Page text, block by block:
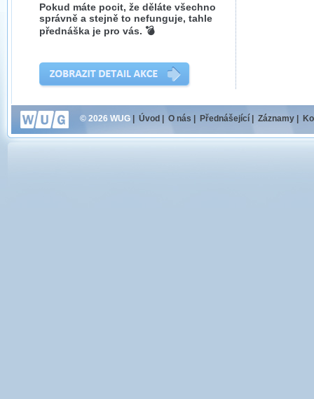
Pokud máte pocit, že děláte všechno
správně a stejně to nefunguje, tahle
přednáška je pro vás. 💣
© 2026 WUG Úvod O nás Přednášející Záznamy